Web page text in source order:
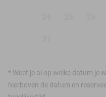
* Weet je al op welke datum je
hierboven de datum en